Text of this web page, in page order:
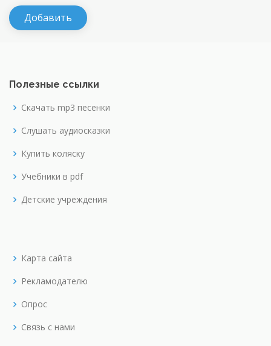
Полезные ссылки
Скачать mp3 песенки
Слушать аудиосказки
Купить коляску
Учебники в pdf
Детские учреждения
Карта сайта
Рекламодателю
Опрос
Связь с нами